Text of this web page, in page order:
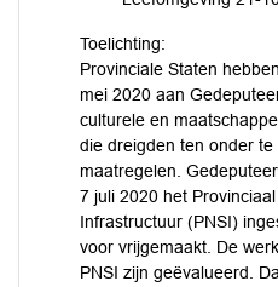
Toelichting:
Provinciale Staten
mei 2020 aan
culturele en
die dreigden ten onder
maatregelen.
7 juli 2020 het
Infrastructuur (PNSI)
voor vrijgemaakt. De
PNSI zijn geëvalueerd.